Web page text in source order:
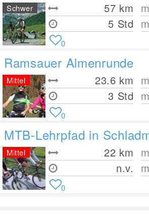
57 km
5 Std
Schwer
0
Ramsauer Almenrunde
23.6 km
3 Std
Mittel
0
MTB-Lehrpfad in
22 km
n.v.
Mittel
0